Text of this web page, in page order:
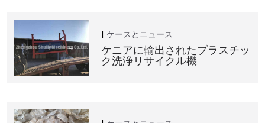
ケースとニュース
ケニアに輸出されたプラスチッ
ク洗浄リサイクル機